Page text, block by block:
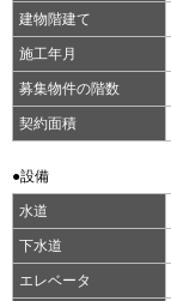
建物階建て
施工年月
募集物件の階数
契約面積
●設備
水道
下水道
エレベータ